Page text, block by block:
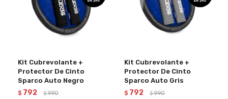
Kit Cubrevolante +
Protector De Cinto
Sparco Auto Negro
$ 792 $ 990
Kit Cubrevolante +
Protector De Cinto
Sparco Auto Gris
$ 792 $ 990